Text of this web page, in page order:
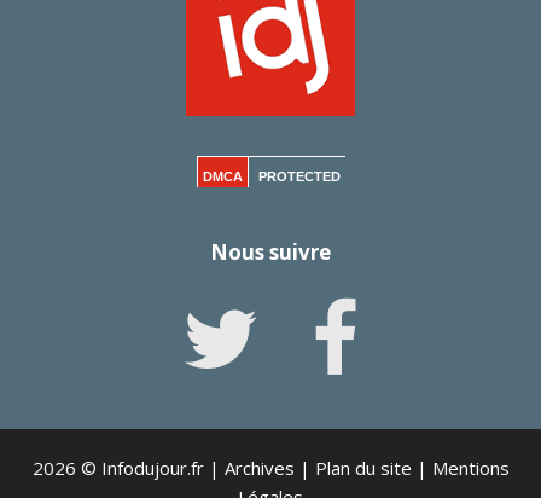
DMCA PROTECTED
Nous suivre
2026 © Infodujour.fr | Archives | Plan du site | Mentions